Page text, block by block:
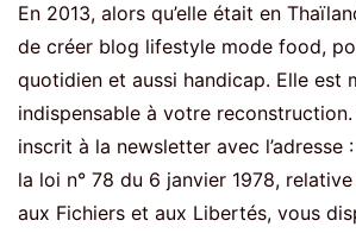
En 2013, alors qu’elle était en
de créer blog lifestyle mode food,
quotidien et aussi handicap. Elle est
indispensable à votre
inscrit à la newsletter avec l’adresse
la loi n° 78 du 6 janvier 1978,
aux Fichiers et aux Libertés, vous